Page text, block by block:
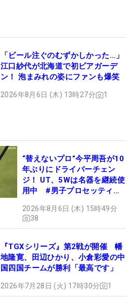
「ビール注ぐのむずかしかった…」
江口紗代が北海道で初ビアガーデ
ン！ 泡まみれの姿にファンも爆笑
2026年8月6日 (木) 13時27分 1
“替えないプロ”今平周吾が10
年ぶりにドライバーチェン
ジ！ UT、5Wは名器を継続使
用中 #男子プロセッティン
2026年8月6日 (木) 15時49分
38
『TGXシリーズ』第2戦が開催 幡
地隆寛、田辺ひかり、小倉彩愛の中
国四国チームが勝利「最高です」
2026年7月28日 (火) 17時30分 1